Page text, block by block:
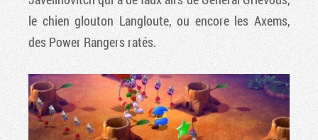
le chien glouton Langloute, ou encore les Axems,
des Power Rangers ratés.